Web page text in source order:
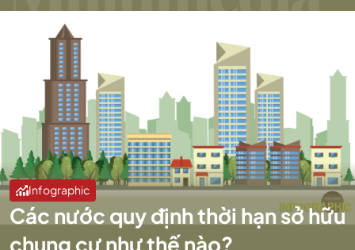
Infographic
Các nước quy định thời hạn sở hữu
chung cư như thế nào?